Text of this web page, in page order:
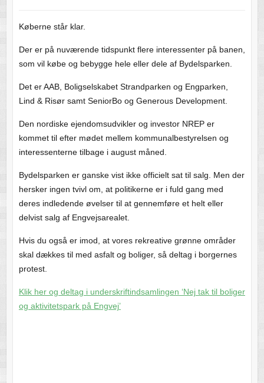
Køberne står klar.
Der er på nuværende tidspunkt flere interessenter på banen,
som vil købe og bebygge hele eller dele af Bydelsparken.
Det er AAB, Boligselskabet Strandparken og Engparken,
Lind & Risør samt SeniorBo og Generous Development.
Den nordiske ejendomsudvikler og investor NREP er
kommet til efter mødet mellem kommunalbestyrelsen og
interessenterne tilbage i august måned.
Bydelsparken er ganske vist ikke officielt sat til salg. Men der
hersker ingen tvivl om, at politikerne er i fuld gang med
deres indledende øvelser til at gennemføre et helt eller
delvist salg af Engvejsarealet.
Hvis du også er imod, at vores rekreative grønne områder
skal dækkes til med asfalt og boliger, så deltag i borgernes
protest.
Klik her og deltag i underskriftindsamlingen ‘Nej tak til boliger
og aktivitetspark på Engvej’